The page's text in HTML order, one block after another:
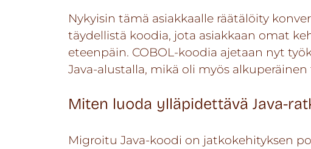
Nykyisin tämä asiakkaalle räätälöity
täydellistä koodia, jota asiakkaan omat
eteenpäin. COBOL-koodia ajetaan nyt
Java-alustalla, mikä oli myös
Miten luoda ylläpidettävä Java-
Migroitu Java-koodi on jatkokehityksen